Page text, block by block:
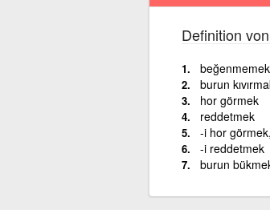
Definition von
beğenmemek
burun
hor görmek
reddetmek
-i hor
-i reddetmek
burun